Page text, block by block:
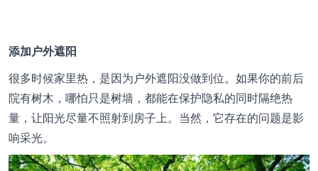
添加户外遮阳
很多时候家里热，是因为户外遮阳没做到位。如果你的前后
院有树木，哪怕只是树墙，都能在保护隐私的同时隔绝热
量，让阳光尽量不照射到房子上。当然，它存在的问题是影
响采光。